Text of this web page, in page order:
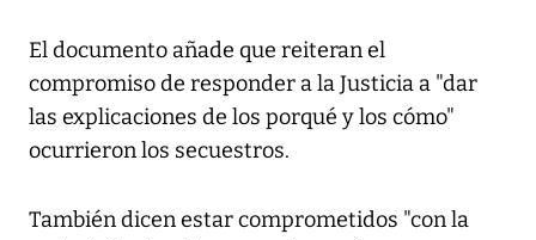
El documento añade que reiteran el
compromiso de responder a la Justicia a "dar
las explicaciones de los porqué y los cómo"
ocurrieron los secuestros.
También dicen estar comprometidos "con la